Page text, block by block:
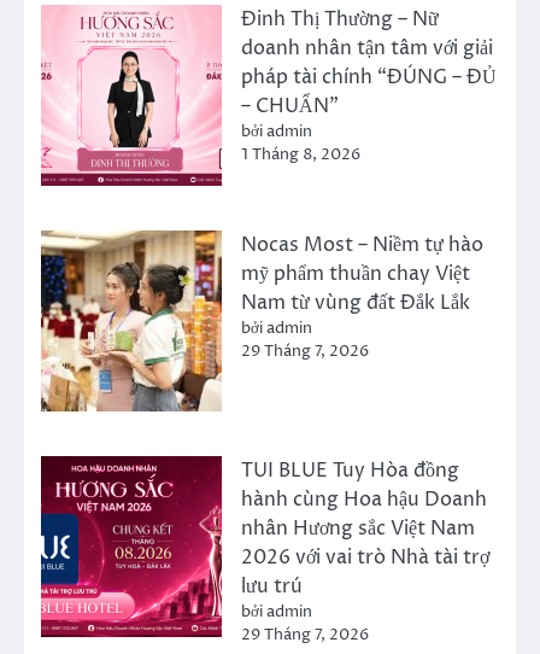
Đinh Thị Thường – Nữ
doanh nhân tận tâm với giải
pháp tài chính “ĐÚNG – ĐỦ
– CHUẨN”
bởi admin
1 Tháng 8, 2026
Nocas Most – Niềm tự hào
mỹ phẩm thuần chay Việt
Nam từ vùng đất Đắk Lắk
bởi admin
29 Tháng 7, 2026
TUI BLUE Tuy Hòa đồng
hành cùng Hoa hậu Doanh
nhân Hương sắc Việt Nam
2026 với vai trò Nhà tài trợ
lưu trú
bởi admin
29 Tháng 7, 2026